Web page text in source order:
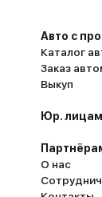
Авто с
Каталог
Заказ
Выкуп
Юр.
О нас